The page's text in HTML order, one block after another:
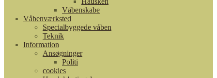
Våbenskabe
Våbenværksted
Specialbyggede våben
Teknik
Information
Ansøgninger
Politi
cookies